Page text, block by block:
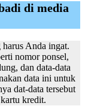
di media
Anda ingat.
nomor ponsel,
dan data-data
data ini untuk
dat-data tersebut
kredit.